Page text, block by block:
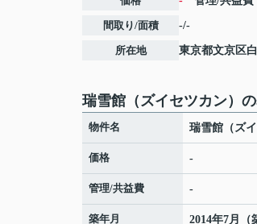
間取り/面積 -/-
所在地 東京都文京区
瑞雪館（ズイセツカン）
物件名 瑞雪館（ズイ
価格 -
管理/共益費 -
築年月 2014年7月（